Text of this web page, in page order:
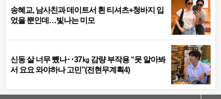
송혜교, 남사친과 데이트서 흰 티셔츠+청바지 입
었을 뿐인데…빛나는 미모
신동 살 너무 뺐나‥37㎏ 감량 부작용 “못 알아봐
서 요요 와야하나 고민”(전현무계획4)